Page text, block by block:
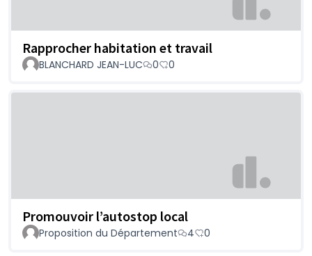
Rapprocher habitation et travail
BLANCHARD JEAN-LUC 0 0
Promouvoir l’autostop local
Proposition du Département 4 0